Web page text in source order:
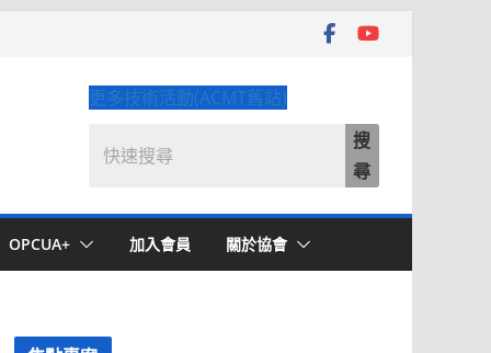
更多技術活動(ACMT舊站)
搜
尋
OPCUA+ 加入會員 關於協會